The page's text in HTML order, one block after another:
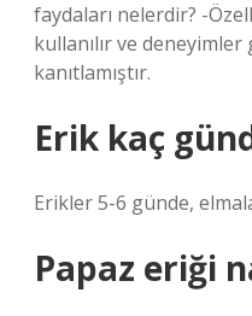
faydaları nelerdir? -
kullanılır ve
kanıtlamıştır.
Erik kaç
Erikler 5-6 günde,
Papaz eriği